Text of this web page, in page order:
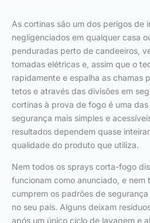
As cortinas são um dos perigos de
negligenciados em qualquer casa
penduradas perto de candeeiros,
tomadas elétricas e, assim que o
rapidamente e espalha as chamas
tetos e através das divisões em
cortinas à prova de fogo é uma
segurança mais simples e
resultados dependem quase
qualidade do produto que utiliza.
Nem todos os sprays corta-fogo
funcionam como anunciado, e nem
cumprem os padrões de
no seu país. Alguns deixam
após um único ciclo de lavagem e